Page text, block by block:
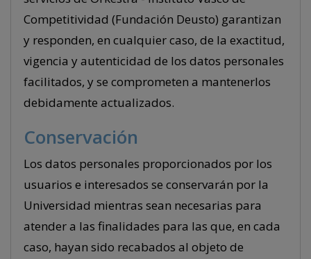
Competitividad (Fundación Deusto) garantizan
y responden, en cualquier caso, de la exactitud,
vigencia y autenticidad de los datos personales
facilitados, y se comprometen a mantenerlos
debidamente actualizados.
Conservación
Los datos personales proporcionados por los
usuarios e interesados se conservarán por la
Universidad mientras sean necesarias para
atender a las finalidades para las que, en cada
caso, hayan sido recabados al objeto de